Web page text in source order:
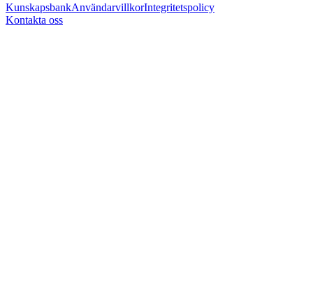
KunskapsbankAnvändarvillkorIntegritetspolicy
Kontakta oss